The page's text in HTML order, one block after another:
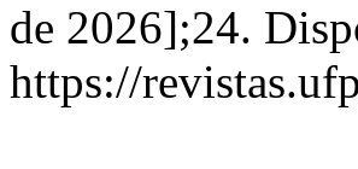
de 2026];24.
https://